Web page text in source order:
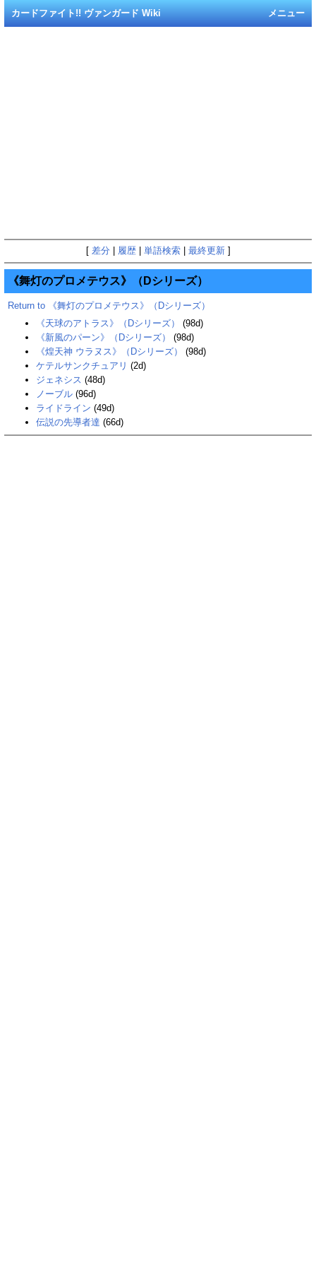
メニュー
カードファイト!! ヴァンガード Wiki
[ 差分 履歴| 単語検索| 最終更新]
《舞灯のプロメテウス》（Dシリーズ）
Return to 《舞灯のプロメテウス》（Dシリーズ）
《天球のアトラス》（Dシリーズ）
(98d)
《新風のパーン》（Dシリーズ）
(98d)
《煌天神 ウラヌス》（Dシリーズ）
(98d)
ケテルサンクチュアリ (2d)
ジェネシス (48d)
ノーブル (96d)
ライドライン (49d)
伝説の先導者達 (66d)